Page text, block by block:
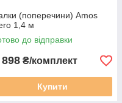
(поперечини) Amos
1,4 м
до відправки
₴/комплект
Купити